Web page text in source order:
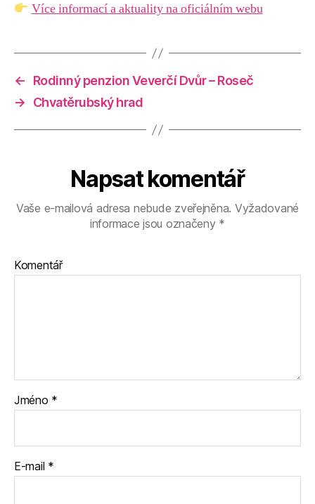
Více informací a aktuality na oficiálním webu
←
Rodinný penzion Veverčí Dvůr – Roseč
→
Chvatěrubský hrad
Napsat komentář
Vaše e-mailová adresa nebude zveřejněna. Vyžadované
informace jsou označeny *
Komentář
Jméno *
E-mail *